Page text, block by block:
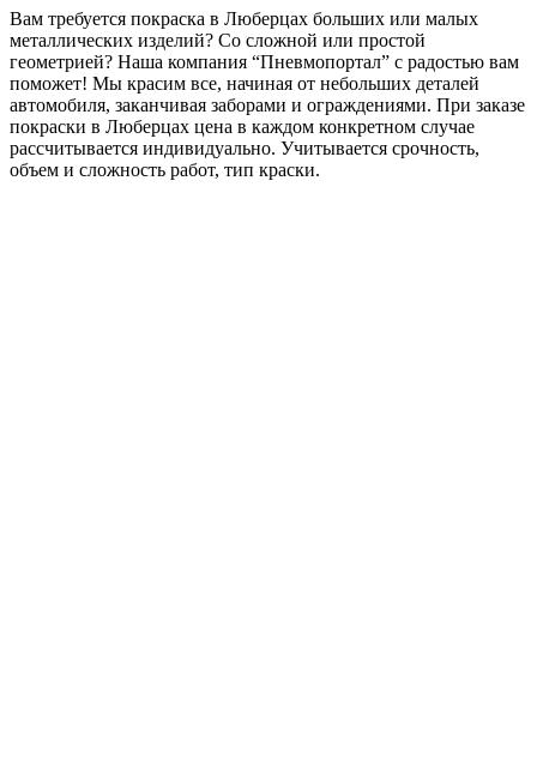
Вам требуется покраска в Люберцах больших или малых
металлических изделий? Со сложной или простой
геометрией? Наша компания “Пневмопортал” с радостью вам
поможет! Мы красим все, начиная от небольших деталей
автомобиля, заканчивая заборами и ограждениями. При заказе
покраски в Люберцах цена в каждом конкретном случае
рассчитывается индивидуально. Учитывается срочность,
объем и сложность работ, тип краски.